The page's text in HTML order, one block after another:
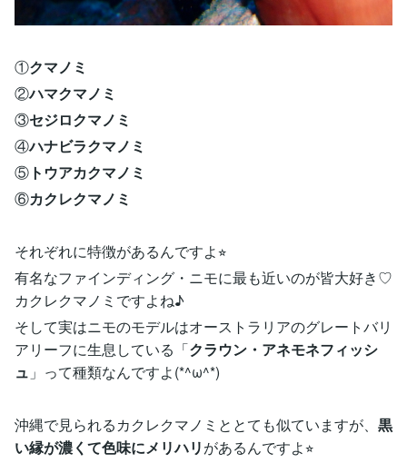
①クマノミ
②ハマクマノミ
③セジロクマノミ
④ハナビラクマノミ
⑤ トウアカクマノミ
⑥カクレクマノミ
それぞれに特徴があるんですよ⭐︎
有名なファインディング・ニモに最も近いのが皆大好き♡
カクレクマノミですよね♪
そして実はニモのモデルはオーストラリアのグレートバリ
アリーフに生息している「クラウン・アネモネフィッシ
ュ 」って種類なんですよ(*^ω^*)
沖縄で見られるカクレクマノミととても似ていますが、 黒
い縁が濃くて色味にメリハリがあるんですよ⭐︎